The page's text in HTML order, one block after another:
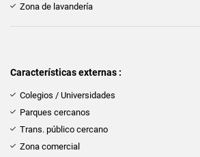
Zona de lavandería
Características externas :
Colegios / Universidades
Parques cercanos
Trans. público cercano
Zona comercial